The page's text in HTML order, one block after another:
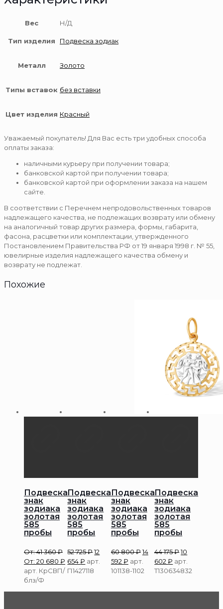
Вес Н/Д
Тип изделия Подвеска зодиак
Металл Золото
Типы вставок без вставки
Цвет изделия Красный
Уважаемый покупатель! Для Вас есть три удобных способа
оплаты заказа:
наличными курьеру при получении товара;
банковской картой при получении товара;
банковской картой при оформлении заказа на нашем
сайте.
В соответствии с Перечнем непродовольственных товаров
надлежащего качества, не подлежащих возврату или обмену
на аналогичный товар других размера, формы, габарита,
фасона, расцветки или комплектации, утвержденного
Постановлением Правительства РФ от 19 января 1998 г. № 55,
ювелирные изделия надлежащего качества обмену и
возврату не подлежат.
Похожие
Подвеска
знак
зодиака
золотая
585
пробы
От:41 360₽
От: 20 680 ₽
арт. КрСВП/
блз/Ф
Подвеска
знак
зодиака
золотая
585
пробы
52 725₽12
654₽ арт.
П1427118
Подвеска
знак
зодиака
золотая
585
пробы
60 800₽14
592 ₽ арт.
101138-1102
Подвеска
знак
зодиака
золотая
585
пробы
44 175₽10
602₽ арт.
Т130634832